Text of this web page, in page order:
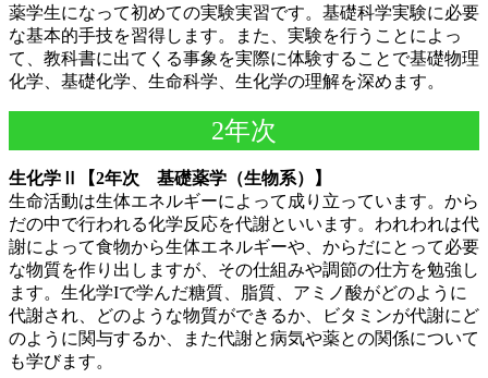
薬学生になって初めての実験実習です。基礎科学実験に必要
な基本的手技を習得します。また、実験を行うことによっ
て、教科書に出てくる事象を実際に体験することで基礎物理
化学、基礎化学、生命科学、生化学の理解を深めます。
2年次
生化学Ⅱ【2年次 基礎薬学（生物系）】
生命活動は生体エネルギーによって成り立っています。から
だの中で行われる化学反応を代謝といいます。われわれは代
謝によって食物から生体エネルギーや、からだにとって必要
な物質を作り出しますが、その仕組みや調節の仕方を勉強し
ます。生化学Iで学んだ糖質、脂質、アミノ酸がどのように
代謝され、どのような物質ができるか、ビタミンが代謝にど
のように関与するか、また代謝と病気や薬との関係について
も学びます。